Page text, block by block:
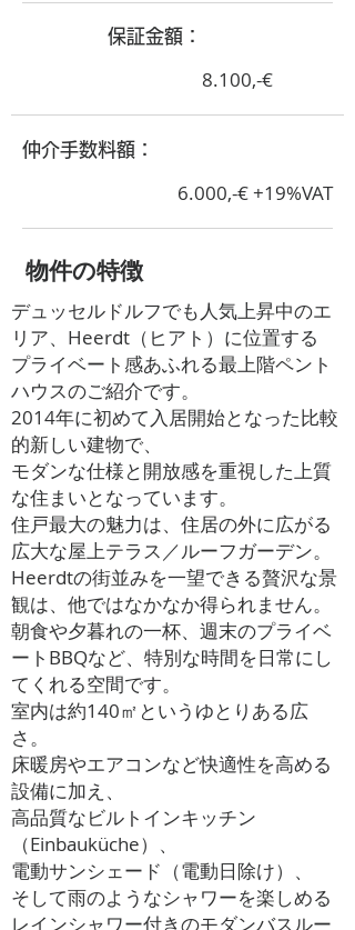
​保証金額：
8.100,-€
​仲介手数料額：
6.000,-€ +19%VAT
​物件の特徴
デュッセルドルフでも人気上昇中のエ
リア、Heerdt（ヒアト）に位置する
プライベート感あふれる最上階ペント
ハウスのご紹介です。
2014年に初めて入居開始となった比較
的新しい建物で、
モダンな仕様と開放感を重視した上質
な住まいとなっています。
住戸最大の魅力は、住居の外に広がる
広大な屋上テラス／ルーフガーデン。
Heerdtの街並みを一望できる贅沢な景
観は、他ではなかなか得られません。
朝食や夕暮れの一杯、週末のプライベ
ートBBQなど、特別な時間を日常にし
てくれる空間です。
室内は約140㎡というゆとりある広
さ。
床暖房やエアコンなど快適性を高める
設備に加え、
高品質なビルトインキッチン
（Einbauküche）、
電動サンシェード（電動日除け）、
そして雨のようなシャワーを楽しめる
レインシャワー付きのモダンバスルー